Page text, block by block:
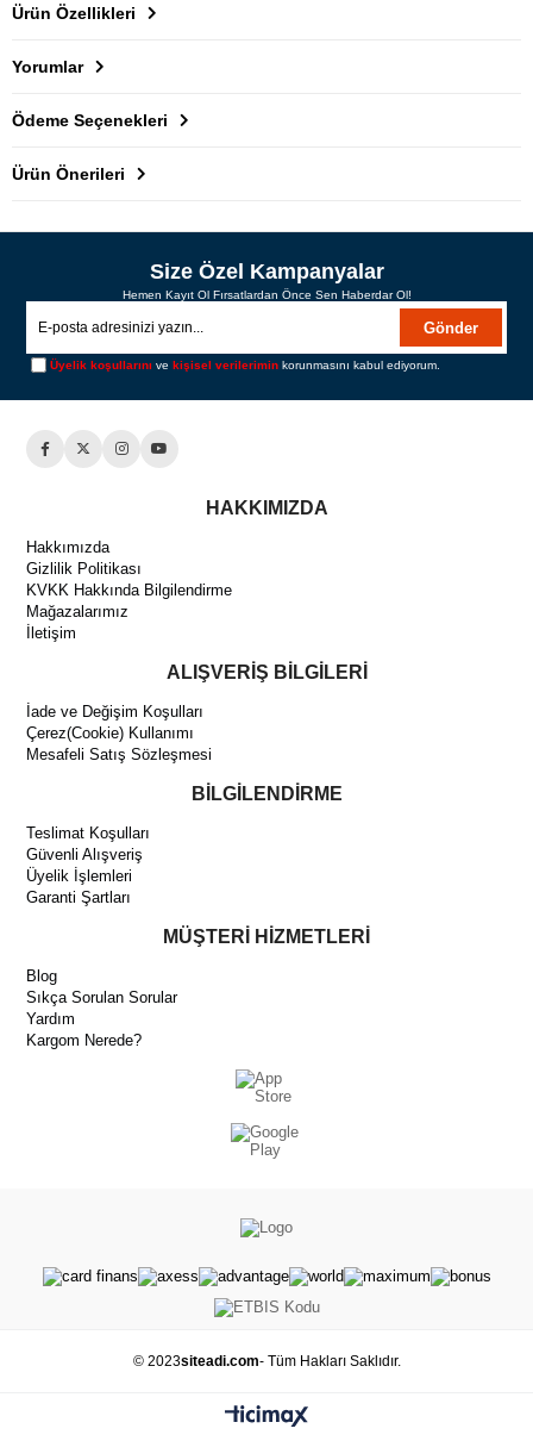
Ürün Özellikleri
Yorumlar
Ödeme Seçenekleri
Ürün Önerileri
Size Özel Kampanyalar
Hemen Kayıt Ol Fırsatlardan Önce Sen Haberdar Ol!
Gönder
Üyelik koşullarını vekişisel verilerimin korunmasını kabul ediyorum.
HAKKIMIZDA
Hakkımızda
Gizlilik Politikası
KVKK Hakkında Bilgilendirme
Mağazalarımız
İletişim
ALIŞVERİŞ BİLGİLERİ
İade ve Değişim Koşulları
Çerez(Cookie) Kullanımı
Mesafeli Satış Sözleşmesi
BİLGİLENDİRME
Teslimat Koşulları
Güvenli Alışveriş
Üyelik İşlemleri
Garanti Şartları
MÜŞTERİ HİZMETLERİ
Blog
Sıkça Sorulan Sorular
Yardım
Kargom Nerede?
© 2023siteadi.com- Tüm Hakları Saklıdır.